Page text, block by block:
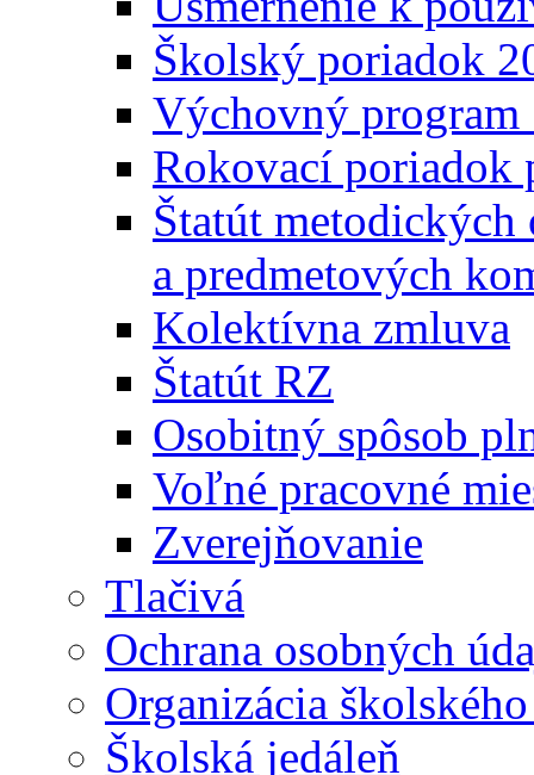
Školský poriadok
Výchovný
Rokovací poriadok
Štatút
a predmetových
Kolektívna zmluva
Štatút RZ
Osobitný spôsob
Voľné pracovné
Zverejňovanie
Tlačivá
Ochrana osobných
Organizácia
Školská jedáleň